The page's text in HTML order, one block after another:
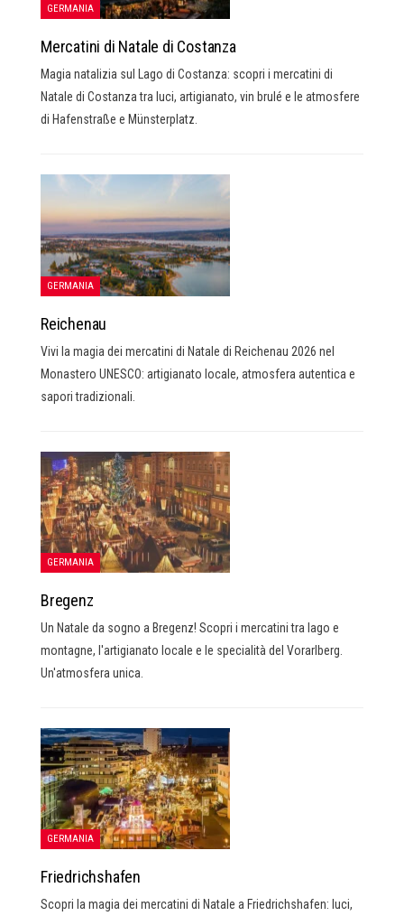
GERMANIA
Mercatini di Natale di Costanza
Magia natalizia sul Lago di Costanza: scopri i mercatini di
Natale di Costanza tra luci, artigianato, vin brulé e le atmosfere
di Hafenstraße e Münsterplatz.
GERMANIA
Reichenau
Vivi la magia dei mercatini di Natale di Reichenau 2026 nel
Monastero UNESCO: artigianato locale, atmosfera autentica e
sapori tradizionali.
GERMANIA
Bregenz
Un Natale da sogno a Bregenz! Scopri i mercatini tra lago e
montagne, l'artigianato locale e le specialità del Vorarlberg.
Un'atmosfera unica.
GERMANIA
Friedrichshafen
Scopri la magia dei mercatini di Natale a Friedrichshafen: luci,